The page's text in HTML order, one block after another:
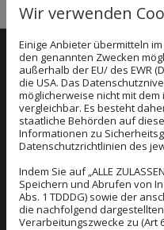
Kosteneinsparungen
Umweltbelastung.
Wir verwenden
Einige Anbieter übermitteln
den genannten Zwecken
außerhalb der EU/ des EWR
die USA. Das
möglicherweise nicht mit dem
vergleichbar. Es besteht
staatliche Behörden auf
Informationen zu
Datenschutzrichtlinien des
Indem Sie auf „ALLE
Speichern und Abrufen von
Abs. 1 TDDDG) sowie der
die nachfolgend
Verarbeitungszwecke zu (Art 6